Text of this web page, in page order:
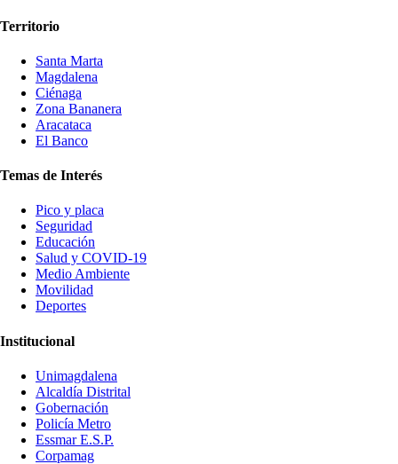
Territorio
Santa Marta
Magdalena
Ciénaga
Zona Bananera
Aracataca
El Banco
Temas de Interés
Pico y placa
Seguridad
Educación
Salud y COVID-19
Medio Ambiente
Movilidad
Deportes
Institucional
Unimagdalena
Alcaldía Distrital
Gobernación
Policía Metro
Essmar E.S.P.
Corpamag